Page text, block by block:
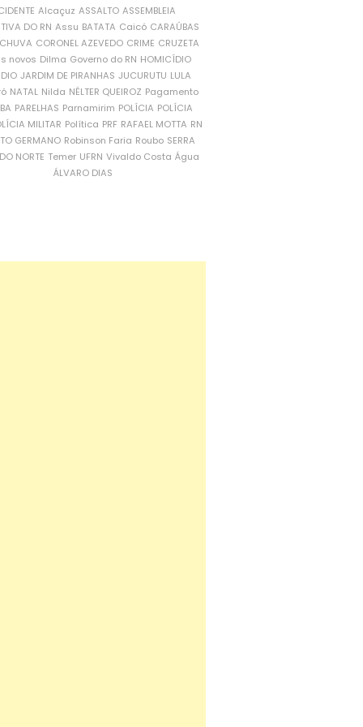
Alcaçuz ASSALTO ASSEMBLEIA
DO RN Assu BATATA Caicó CARAÚBAS
CORONEL AZEVEDO CRIME CRUZETA
novos Dilma Governo do RN HOMICÍDIO
JARDIM DE PIRANHAS JUCURUTU LULA
NATAL Nilda NÉLTER QUEIROZ Pagamento
PARELHAS Parnamirim POLÍCIA POLÍCIA
MILITAR Política PRF RAFAEL MOTTA RN
GERMANO Robinson Faria Roubo SERRA
NORTE Temer UFRN Vivaldo Costa Água
ÁLVARO DIAS